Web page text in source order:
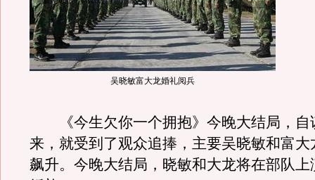
吴晓敏富大龙婚礼阅兵
《今生欠你一个拥抱》今晚大结局，自
来，就受到了观众追捧，主要吴晓敏和富大
飙升。今晚大结局，晓敏和大龙将在部队上